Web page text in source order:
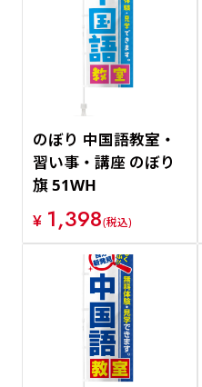
のぼり 中国語教室・
習い事・講座 のぼり
旗 51WH
¥ 1,398(税込)